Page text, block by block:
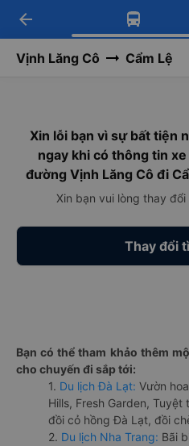
Tải app Vexere
Nhận ưu đãi thành
Tải app Vexere
-30k/ghế khi đặt
arrow_back
Vịnh Lăng Cô Cẩm Lệ
Xin lỗi bạn vì sự bất tiện
ngay khi có thông tin
đường Vịnh Lăng Cô đi
Xin bạn vui lòng thay
Thay đổi
Bạn có thể tham khảo thêm
cho chuyến đi sắp tới:
1. Du lịch Đà Lạt: Vườn
Hills, Fresh Garden,
đồi cỏ hồng Đà Lạt, đồi
2. Du lịch Nha Trang: Bãi